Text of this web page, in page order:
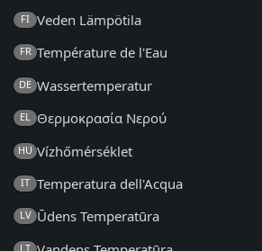
FI Veden Lämpötila
FR Température de l'Eau
DE Wassertemperatur
EL Θερμοκρασία Νερού
HU Vízhőmérséklet
IT Temperatura dell'Acqua
LV Ūdens Temperatūra
LT